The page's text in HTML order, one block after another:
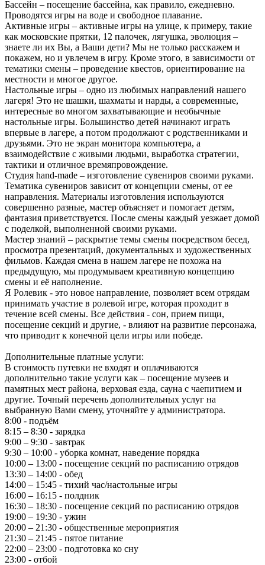
Бассейн – посещение бассейна, как правило, ежедневно.
Проводятся игры на воде и свободное плавание.
Активные игры – активные игры на улице, к примеру, такие
как московские прятки, 12 палочек, лягушка, эволюция –
знаете ли их Вы, а Ваши дети? Мы не только расскажем и
покажем, но и увлечем в игру. Кроме этого, в зависимости от
тематики смены – проведение квестов, ориентирование на
местности и многое другое.
Настольные игры – одно из любимых направлений нашего
лагеря! Это не шашки, шахматы и нарды, а современные,
интересные во многом захватывающие и необычные
настольные игры. Большинство детей начинают играть
впервые в лагере, а потом продолжают с родственниками и
друзьями. Это не экран монитора компьютера, а
взаимодействие с живыми людьми, выработка стратегии,
тактики и отличное времяпровождение.
Студия hand-made – изготовление сувениров своими руками.
Тематика сувениров зависит от концепции смены, от ее
направления. Материалы изготовления используются
совершенно разные, мастер объясняет и помогает детям,
фантазия приветствуется. После смены каждый уезжает домой
с поделкой, выполненной своими руками.
Мастер знаний – раскрытие темы смены посредством бесед,
просмотра презентаций, документальных и художественных
фильмов. Каждая смена в нашем лагере не похожа на
предыдущую, мы продумываем креативную концепцию
смены и её наполнение.
Я Ролевик - это новое направление, позволяет всем отрядам
принимать участие в ролевой игре, которая проходит в
течение всей смены. Все действия - сон, прием пищи,
посещение секций и другие, - влияют на развитие персонажа,
что приводит к конечной цели игры или победе.
Дополнительные платные услуги:
В стоимость путевки не входят и оплачиваются
дополнительно такие услуги как – посещение музеев и
памятных мест района, верховая езда, сауна с чаепитием и
другие. Точный перечень дополнительных услуг на
выбранную Вами смену, уточняйте у администратора.
8:00 - подъём
8:15 – 8:30 - зарядка
9:00 – 9:30 - завтрак
9:30 – 10:00 - уборка комнат, наведение порядка
10:00 – 13:00 - посещение секций по расписанию отрядов
13:30 – 14:00 - обед
14:00 – 15:45 - тихий час/настольные игры
16:00 – 16:15 - полдник
16:30 – 18:30 - посещение секций по расписанию отрядов
19:00 – 19:30 - ужин
20:00 – 21:30 - общественные мероприятия
21:30 – 21:45 - пятое питание
22:00 – 23:00 - подготовка ко сну
23:00 - отбой